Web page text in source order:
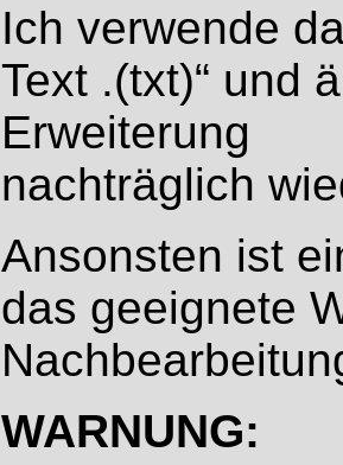
Ich verwende
Text .(txt)“ und
Erweiterung
nachträglich
Ansonsten ist
das geeignete
WARNUNG: